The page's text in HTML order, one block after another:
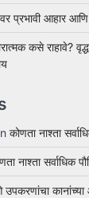
प्रभावी आहार आणि
कसे राहावे?
कोणता नाश्ता
नाश्ता सर्वाधिक
कानांच्या